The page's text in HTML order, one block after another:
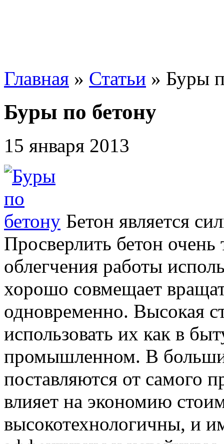
Главная » Статьи » Буры
Буры по бетону
15 января 2013
Бетон является
Просверлить бетон
облегчения работы
хорошо совмещает
одновременно. Высокая
использовать их как в
промышленном. В
поставляются от самого
влияет на экономию
высокотехнологичны, и